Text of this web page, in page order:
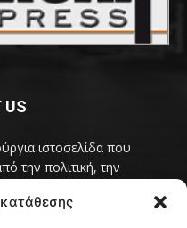
US
ιστοσελίδα που
την πολιτική, την
και των